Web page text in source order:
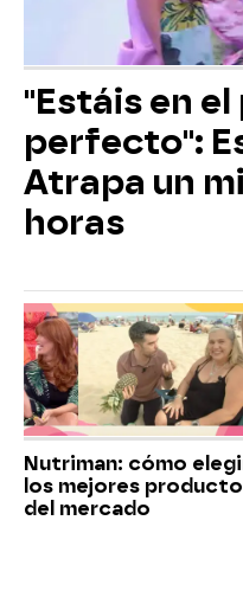
"Estáis en
perfecto":
Atrapa un
horas
Nutriman: cómo
los mejores
del mercado